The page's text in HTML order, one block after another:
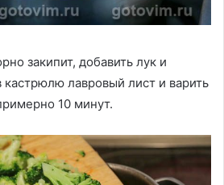
закипит, добавить лук и
лавровый лист и варить
10 минут.